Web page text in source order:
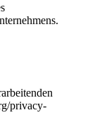
privacy-